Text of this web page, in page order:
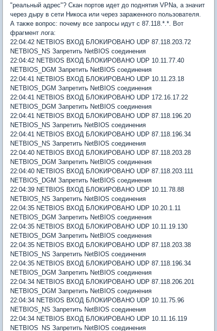
"реальный адрес"? Скан портов идет до поднятия VPNа, а значит
через дыру в сети Никоса или через зараженного пользователя.
А также вопрос: почему все запросы идут с 87.118.*.*. Вот
фрагмент лога:
22:04:42 NETBIOS ВХОД БЛОКИРОВАНО UDP 87.118.203.72
NETBIOS_NS Запретить NetBIOS соединения
22:04:42 NETBIOS ВХОД БЛОКИРОВАНО UDP 10.11.77.40
NETBIOS_DGM Запретить NetBIOS соединения
22:04:41 NETBIOS ВХОД БЛОКИРОВАНО UDP 10.11.23.18
NETBIOS_DGM Запретить NetBIOS соединения
22:04:41 NETBIOS ВХОД БЛОКИРОВАНО UDP 172.16.17.22
NETBIOS_DGM Запретить NetBIOS соединения
22:04:41 NETBIOS ВХОД БЛОКИРОВАНО UDP 87.118.196.20
NETBIOS_NS Запретить NetBIOS соединения
22:04:41 NETBIOS ВХОД БЛОКИРОВАНО UDP 87.118.196.34
NETBIOS_NS Запретить NetBIOS соединения
22:04:40 NETBIOS ВХОД БЛОКИРОВАНО UDP 87.118.203.28
NETBIOS_DGM Запретить NetBIOS соединения
22:04:40 NETBIOS ВХОД БЛОКИРОВАНО UDP 87.118.203.111
NETBIOS_DGM Запретить NetBIOS соединения
22:04:39 NETBIOS ВХОД БЛОКИРОВАНО UDP 10.11.78.88
NETBIOS_NS Запретить NetBIOS соединения
22:04:35 NETBIOS ВХОД БЛОКИРОВАНО UDP 10.20.1.11
NETBIOS_DGM Запретить NetBIOS соединения
22:04:35 NETBIOS ВХОД БЛОКИРОВАНО UDP 10.11.19.130
NETBIOS_DGM Запретить NetBIOS соединения
22:04:35 NETBIOS ВХОД БЛОКИРОВАНО UDP 87.118.203.38
NETBIOS_NS Запретить NetBIOS соединения
22:04:35 NETBIOS ВХОД БЛОКИРОВАНО UDP 87.118.196.34
NETBIOS_DGM Запретить NetBIOS соединения
22:04:34 NETBIOS ВХОД БЛОКИРОВАНО UDP 87.118.206.201
NETBIOS_DGM Запретить NetBIOS соединения
22:04:34 NETBIOS ВХОД БЛОКИРОВАНО UDP 10.11.75.96
NETBIOS_NS Запретить NetBIOS соединения
22:04:34 NETBIOS ВХОД БЛОКИРОВАНО UDP 10.11.16.119
NETBIOS_NS Запретить NetBIOS соединения